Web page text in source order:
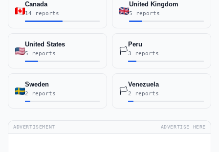
Canada
14 reports
United Kingdom
5 reports
United States
5 reports 🏳️
Peru
3 reports
Sweden
2 reports 🏳️
Venezuela
2 reports
ADVERTISEMENT ADVERTISE HERE